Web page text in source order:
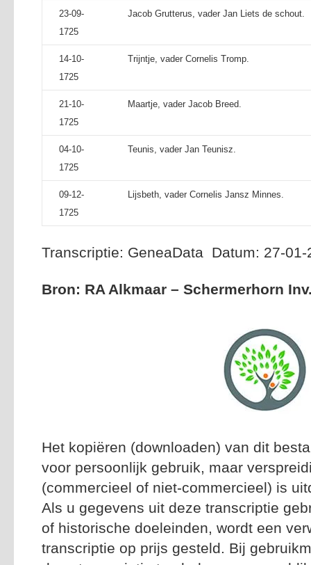
23-09-
1725
Jacob Grutterus, vader Jan Liets de schout.
14-10-
1725
Trijntje, vader Cornelis Tromp.
21-10-
1725
Maartje, vader Jacob Breed.
04-10-
1725
Teunis, vader Jan Teunisz.
09-12-
1725
Lijsbeth, vader Cornelis Jansz Minnes.
Transcriptie: GeneaData Datum: 27-01-
Bron: RA Alkmaar – Schermerhorn
Het kopiëren (downloaden) van dit
voor persoonlijk gebruik, maar
(commercieel of niet-commercieel) is
Als u gegevens uit deze transcriptie
of historische doeleinden, wordt een
transcriptie op prijs gesteld. Bij